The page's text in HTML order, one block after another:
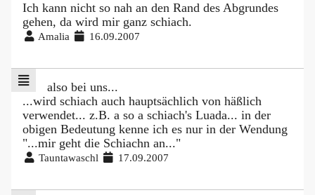
Ich kann nicht so nah an den Rand des Abgrundes
gehen, da wird mir ganz schiach.
Amalia 16.09.2007
also bei uns...
...wird schiach auch hauptsächlich von häßlich
verwendet... z.B. a so a schiach's Luada... in der
obigen Bedeutung kenne ich es nur in der Wendung
"...mir geht die Schiachn an..."
Tauntawaschl 17.09.2007